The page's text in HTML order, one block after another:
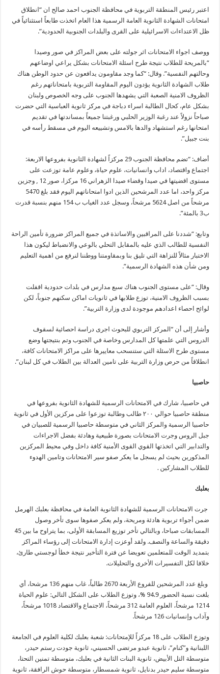
اعتبر رئيس المنطقة التربوية في محافظة الجنوب احمد صالح ان “انطلاق
امتحانات الشهادة الثانوية العامة الرسمية هذا العام اتخذت طابعاً استثنائياً في
ظل الاعتداءات الاسرائيلية على القرى والبلدات الجنوبية الحدودية”.
ووصف اجواء الامتحانات اثر جولته على بعض المراكز في صور وصيدا
“بالمريحة للطلاب نتيجة طرح اسئلة الامتحانات بشكل يراعي اوضاعهم
وحالتهم النفسية”. وقال: “كما وجد مقاومون يدافعون عن حدود الوطن هناك
طلاب الشهادة الثانوية يؤدون اليوم المقاومة التربوية بامتحاناتهم رغم
الظروف الامنية الصعبة التي يشهدها الجنوب على وجه الخصوص ولبنان
بشكل عام، كحال الطالبة اسراء دباجة في مركز ثانوية العباسية التي حضرت
صباحاً نزولاً عند رغبة الوزير الحلبي ورغبتنا جميعاً بمساندتها في تقديم
امتحانها رغم استشهاد والدها بالامس وتشييعه اليوم في مسقط رأسه في
بنت جبيل”.
أضاف: “تضم محافظة الجنوب 29 مركزاً لشهادة الثانوية بفروعها الاربعة:
اجتماع واقتصاد، اداب وانسانيات، علوم حياة، وعلوم عامة توزعت على
مستوى اقضيتها في صيدا وقضاء صيدا الزهراني 16 مركزا، صور 12 , وجزين
مركز واحد، اما عدد المرشحين الذين ادوا امتحاناتهم اليوم فقد بلغ 5470
مرشحاً من اصل 5624 مرشحاً، وسجل عدد الغياب ب 154 منهم بنسبة قدرت
ب3 بالمئة”.
وتابع: “شددنا على المراقبين والاساتذة في جميع المراكز ضرورة تأمين الراحة
النفسية للطالب الذي عليه بالمقابل التحلي بالوعي والانضباط ليكون هذا
الاختبار مثالاً للنزاهة التي تليق بنا وبمقاومتنا ووطننا لنرفع من اهمية التعليم
ومن شأن هذه الشهادة الرسمية”.
وقال: “على مستوى الجنوب هناك سبع مدارس في بلدات حدودية اقفلت
بسبب الظروف الامنية، توزع طلابها في ثانويات اماكن سكنهم جنوباً، لكن
لوائح احصاء اعدادهم موجودة لدى وزارة التربية”.
وأشار إلى أن “المركز التربوي للبحوث اجرى دراسة احصائية لسقوف
الدروس التي علمتها كل المدارس وخاصة في الجنوب وتم بنتيجتها وضع
مستوى طرح الاسئلة التي ستنسحب معاييرها على مراكز الامتحانات كافة،
انطلاقاً من حرص وزارة التربية على تامين العدالة بين الطلاب في كل لبنان”.
حاصبيا
في حاصبيا، شارك في الامتحانات الرسمية للشهادة الثانوية بفروعها في
منطقة حاصبيا حوالي ٢٠٠ طالب وطالبة توزعوا على مركزين الأول في ثانوية
حاصبيا الرسمية والمركز الثاني في متوسطة حاصبيا الرسمية للصبيان في
جبل الروس وجرت الامتحانات بصورة طبيعية وهادئة بفضل الاجراءات
والتدابير التي اتخذتها القوي القوى الأمنية كافة داخل وفي محيط المركزين
المذكورين بحيث لم يسجل ما يعكر صفو سير الامتحانات وتامين الهدوء
للطلاب المشاركين .
بعلبك
جرت الامتحانات الرسمية للشهادة الثانوية العامة في محافظة بعلبك الهرمل
ضمن أجواء تربوية هادئة ومريحة، ولم يعكر صفوها سوى تأخر وصول
المسابقات صباحا، وبالتالي تأخر توزيع المسابقة الأولى، بما يتراوح ما بين 45
دقيقة والساعة والنصف. ولقد أوعزت إدارة الامتحانات إلى رؤساء المراكز
بتمديد الوقت للمتعلمين تعويضا عن فترة التأخير نتيجة خطأ لوجستي طارئ،
خلافا لكل التفسيرات الأخرى والتحليلات.
وبلغ عدد المرشحين للفروع الأربعة 2670 طالباً، غاب منهم 136 مرشحا، أي
بلغت نسبة الحضور 94.9 %، وتوزع الطلاب على الشكل التالي: علوم الحياة
1214 مرشحاً، العلوم العامة 312 مرشحاً، الاجتماع والاقتصاد 1018 مرشحاً،
وآداب وإنسانيات 126 مرشحاً.
وتوزع الطلاب على 18 مركزاً للإمتحانات: شعبة بعلبك لكلية العلوم في الجامعة
اللبنانية و”كنام”، ثانوية عبدو مرتضى الحسيني، ثانوية جودت رستم حيدر،
متوسطة التل الأبيض، ثانوية البنات الثانية في بعلبك، متوسطة تمنين التحتا،
متوسطة سليم حيدر بدنايل، ثانوية شمسطار، متوسطة حوش الرافقة، ثانوية